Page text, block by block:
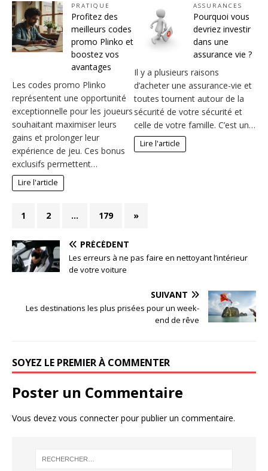
PRATIQUE
Profitez des
meilleurs codes
promo Plinko et
boostez vos
avantages
Les codes promo Plinko
représentent une opportunité
exceptionnelle pour les joueurs
souhaitant maximiser leurs
gains et prolonger leur
expérience de jeu. Ces bonus
exclusifs permettent…
Lire l'article
ASSURANCES
Pourquoi vous
devriez investir
dans une
assurance vie ?
Il y a plusieurs raisons
d’acheter une assurance-vie et
toutes tournent autour de la
sécurité de votre sécurité et
celle de votre famille. C’est un…
Lire l'article
1 2 … 179 »
PRÉCÉDENT
Les erreurs à ne pas faire en nettoyant l’intérieur
de votre voiture
SUIVANT
Les destinations les plus prisées pour un week-
end de rêve
SOYEZ LE PREMIER À COMMENTER
Poster un Commentaire
Vous devez vous connecterpour publier un commentaire.